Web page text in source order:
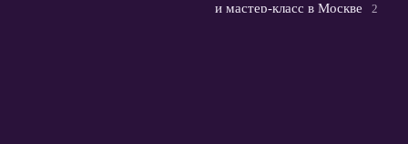
и мастер-класс в Москве
2